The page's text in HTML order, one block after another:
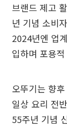
브랜드 제고
년 기념 소비
2024년엔 업
입하며 포용
오뚜기는 향
일상 요리 전
55주년 기념